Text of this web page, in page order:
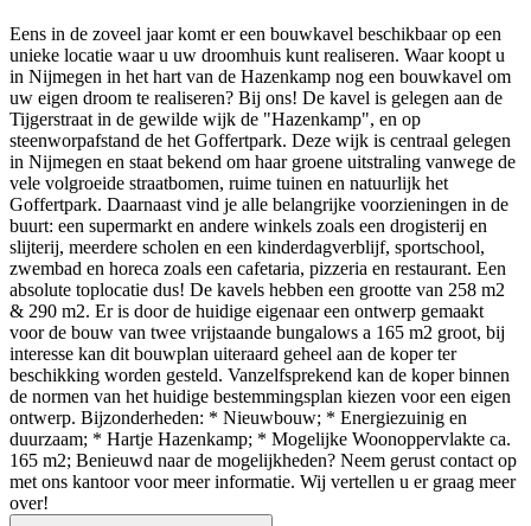
Eens in de zoveel jaar komt er een bouwkavel beschikbaar op een
unieke locatie waar u uw droomhuis kunt realiseren. Waar koopt u
in Nijmegen in het hart van de Hazenkamp nog een bouwkavel om
uw eigen droom te realiseren? Bij ons! De kavel is gelegen aan de
Tijgerstraat in de gewilde wijk de "Hazenkamp", en op
steenworpafstand de het Goffertpark. Deze wijk is centraal gelegen
in Nijmegen en staat bekend om haar groene uitstraling vanwege de
vele volgroeide straatbomen, ruime tuinen en natuurlijk het
Goffertpark. Daarnaast vind je alle belangrijke voorzieningen in de
buurt: een supermarkt en andere winkels zoals een drogisterij en
slijterij, meerdere scholen en een kinderdagverblijf, sportschool,
zwembad en horeca zoals een cafetaria, pizzeria en restaurant. Een
absolute toplocatie dus! De kavels hebben een grootte van 258 m2
& 290 m2. Er is door de huidige eigenaar een ontwerp gemaakt
voor de bouw van twee vrijstaande bungalows a 165 m2 groot, bij
interesse kan dit bouwplan uiteraard geheel aan de koper ter
beschikking worden gesteld. Vanzelfsprekend kan de koper binnen
de normen van het huidige bestemmingsplan kiezen voor een eigen
ontwerp. Bijzonderheden: * Nieuwbouw; * Energiezuinig en
duurzaam; * Hartje Hazenkamp; * Mogelijke Woonoppervlakte ca.
165 m2; Benieuwd naar de mogelijkheden? Neem gerust contact op
met ons kantoor voor meer informatie. Wij vertellen u er graag meer
over!